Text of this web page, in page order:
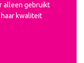
alleen gebruikt
kwaliteit